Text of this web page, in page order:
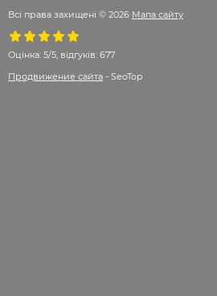
Всі права захищені © 2026 Мапа сайту
Оцінка: 5/5, відгуків: 677
Продвижение сайта - SeoTop